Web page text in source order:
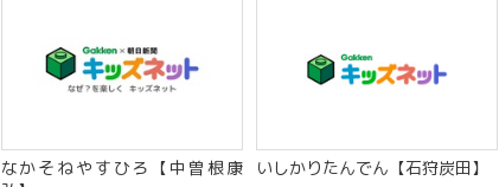
なかそねやすひろ【中曽根康
いしかりたんでん【石狩炭田】